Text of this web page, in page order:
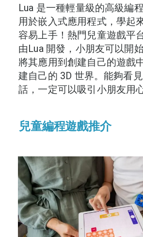
Lua 是一種輕量級的高級編
用於嵌入式應用程式，學起
容易上手！熱門兒童遊戲平
由Lua 開發，小朋友可以開
將其應用到創建自己的遊戲
建自己的 3D 世界。能夠看
話，一定可以吸引小朋友用
兒童編程遊戲推介